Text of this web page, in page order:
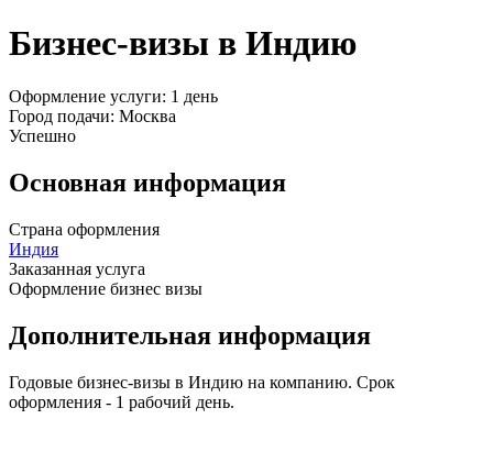
Бизнес-визы в Индию
Оформление услуги: 1 день
Город подачи: Москва
Успешно
Основная информация
Страна оформления
Индия
Заказанная услуга
Оформление бизнес визы
Дополнительная информация
Годовые бизнес-визы в Индию на компанию. Срок
оформления - 1 рабочий день.